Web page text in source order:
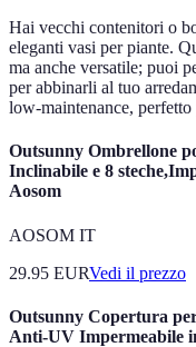
Hai vecchi contenitori o
eleganti vasi per piante.
ma anche versatile; puoi
per abbinarli al tuo
low-maintenance,
Outsunny Ombrellone
Inclinabile e 8
Aosom
AOSOM IT
29.95 EURVedi il prezzo
Outsunny Copertura
Anti-UV Impermeabile